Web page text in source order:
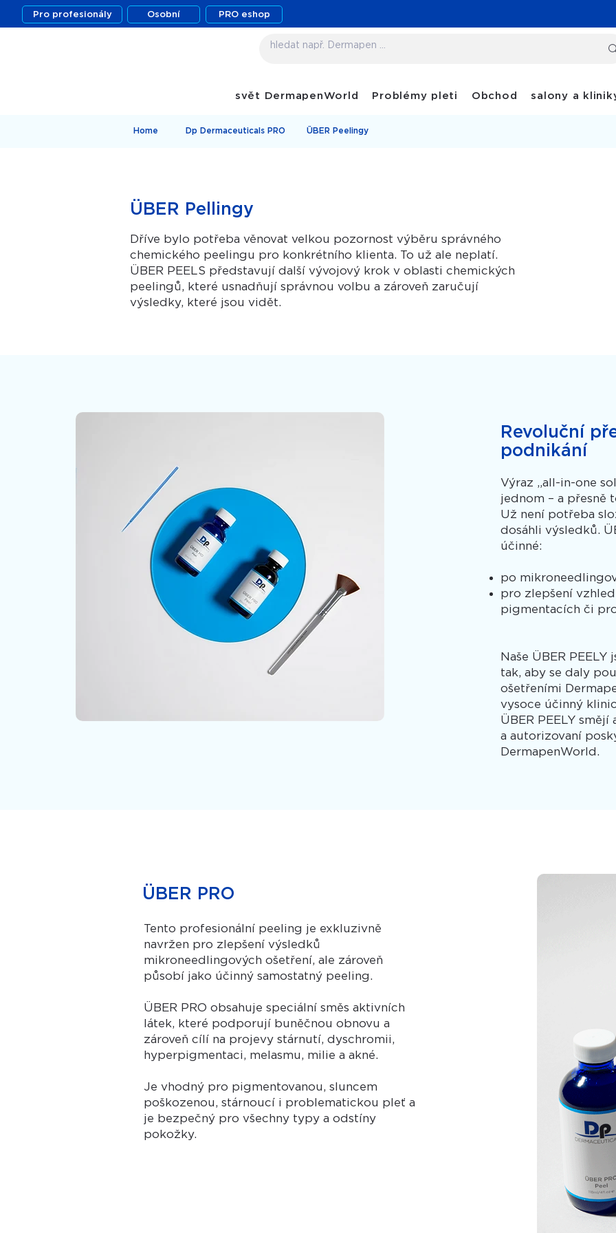
Pro profesionály Osobní PRO eshop
svět DermapenWorld Problémy pleti Obchod salony a
Home Dp Dermaceuticals PRO ÜBER Peelingy
ÜBER Pellingy
Dříve bylo potřeba věnovat velkou pozornost výběru správného
chemického peelingu pro konkrétního klienta. To už ale neplatí.
ÜBER PEELS představují další vývojový krok v oblasti chemických
peelingů, které usnadňují správnou volbu a zároveň zaručují
výsledky, které jsou vidět.
Revoluční
podnikání
Výraz „all-in-one
jednom – a přesně
Už není potřeba
dosáhli výsledků.
účinné:
po
pro zlepšení
pigmentacích či
Naše ÜBER
tak, aby se daly
ošetřeními
vysoce účinný
ÜBER PEELY
a autorizovaní
DermapenWorld.
ÜBER PRO
Tento profesionální peeling je exkluzivně
navržen pro zlepšení výsledků
mikroneedlingových ošetření, ale zároveň
působí jako účinný samostatný peeling.
ÜBER PRO obsahuje speciální směs aktivních
látek, které podporují buněčnou obnovu a
zároveň cílí na projevy stárnutí, dyschromii,
hyperpigmentaci, melasmu, milie a akné.
Je vhodný pro pigmentovanou, sluncem
poškozenou, stárnoucí i problematickou pleť a
je bezpečný pro všechny typy a odstíny
pokožky.